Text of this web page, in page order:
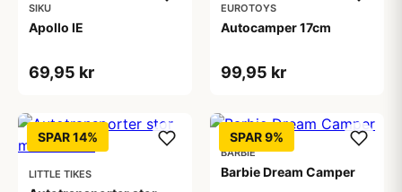
SIKU
Apollo IE
69,95 kr
EUROTOYS
Autocamper 17cm
99,95 kr
SPAR 14%
LITTLE TIKES
SPAR 9%
BARBIE
Barbie Dream Camper